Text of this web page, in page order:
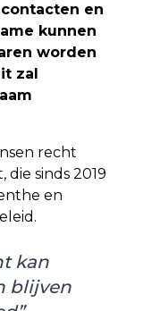
en
kunnen
worden
zal
recht
die sinds 2019
en
kan
blijven